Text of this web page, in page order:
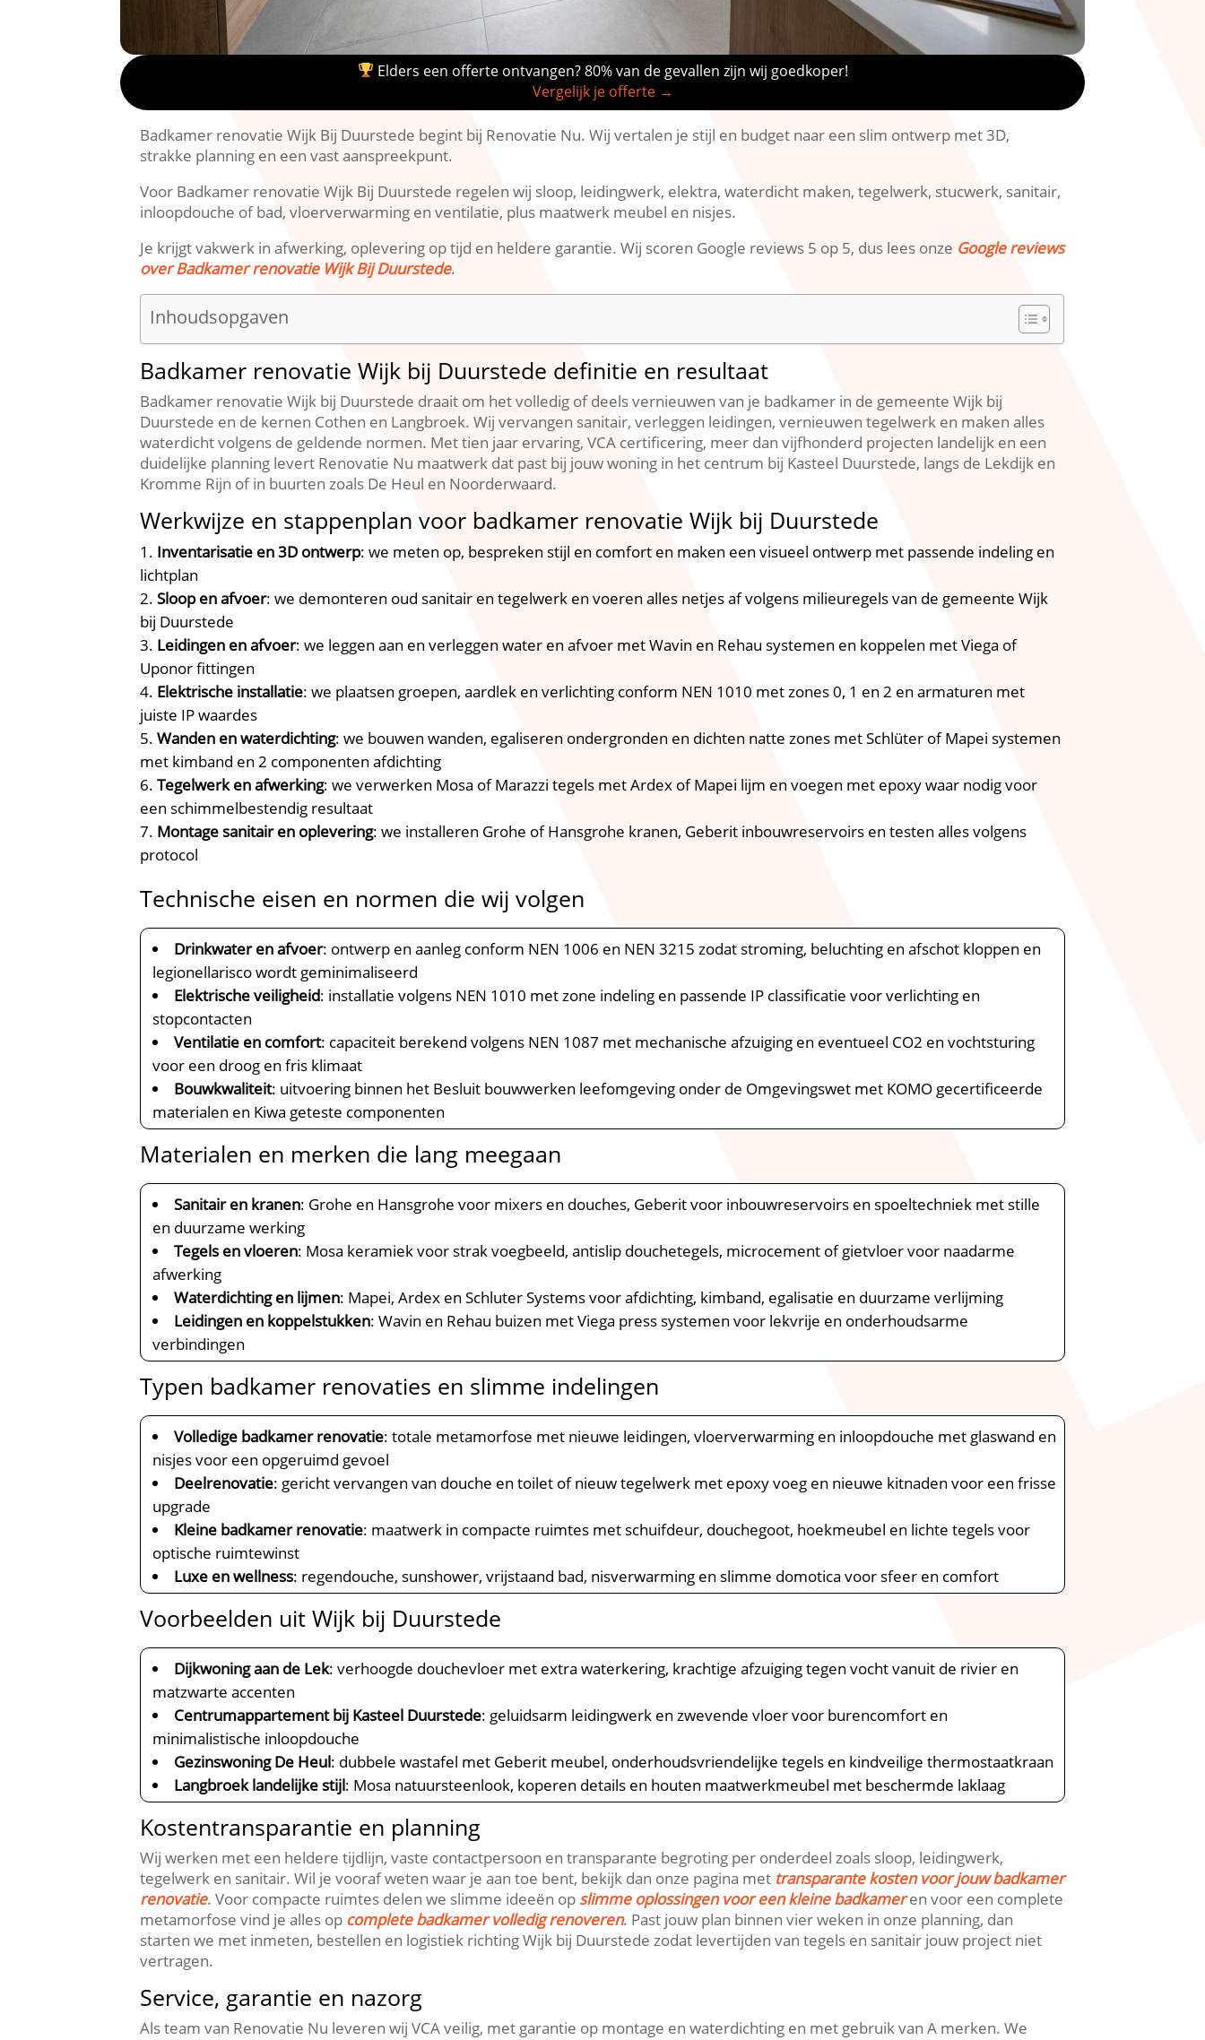
Elders een offerte ontvangen? 80% van de gevallen zijn wij goedkoper!
Vergelijk je offerte →
Badkamer renovatie Wijk Bij Duurstede begint bij Renovatie Nu.​ Wij vertalen je stijl en budget naar een slim ontwerp met 3D,
strakke planning en een vast aanspreekpunt.​
Voor Badkamer renovatie Wijk Bij Duurstede regelen wij sloop, leidingwerk, elektra, waterdicht maken, tegelwerk, stucwerk, sanitair,
inloopdouche of bad, vloerverwarming en ventilatie, plus maatwerk meubel en nisjes.​
Je krijgt vakwerk in afwerking, oplevering op tijd en heldere garantie.​ Wij scoren Google reviews 5 op 5, dus lees onze Google reviews
over Badkamer renovatie Wijk Bij Duurstede.​
Inhoudsopgaven
Badkamer renovatie Wijk bij Duurstede definitie en resultaat
Badkamer renovatie Wijk bij Duurstede draait om het volledig of deels vernieuwen van je badkamer in de gemeente Wijk bij
Duurstede en de kernen Cothen en Langbroek.​ Wij vervangen sanitair, verleggen leidingen, vernieuwen tegelwerk en maken alles
waterdicht volgens de geldende normen.​ Met tien jaar ervaring, VCA certificering, meer dan vijfhonderd projecten landelijk en een
duidelijke planning levert Renovatie Nu maatwerk dat past bij jouw woning in het centrum bij Kasteel Duurstede, langs de Lekdijk en
Kromme Rijn of in buurten zoals De Heul en Noorderwaard.​
Werkwijze en stappenplan voor badkamer renovatie Wijk bij Duurstede
Inventarisatie en 3D ontwerp: we meten op, bespreken stijl en comfort en maken een visueel ontwerp met passende indeling en
lichtplan
Sloop en afvoer: we demonteren oud sanitair en tegelwerk en voeren alles netjes af volgens milieuregels van de gemeente Wijk
bij Duurstede
Leidingen en afvoer: we leggen aan en verleggen water en afvoer met Wavin en Rehau systemen en koppelen met Viega of
Uponor fittingen
Elektrische installatie: we plaatsen groepen, aardlek en verlichting conform NEN 1010 met zones 0, 1 en 2 en armaturen met
juiste IP waardes
Wanden en waterdichting: we bouwen wanden, egaliseren ondergronden en dichten natte zones met Schlüter of Mapei systemen
met kimband en 2 componenten afdichting
Tegelwerk en afwerking: we verwerken Mosa of Marazzi tegels met Ardex of Mapei lijm en voegen met epoxy waar nodig voor
een schimmelbestendig resultaat
Montage sanitair en oplevering: we installeren Grohe of Hansgrohe kranen, Geberit inbouwreservoirs en testen alles volgens
protocol
Technische eisen en normen die wij volgen
Drinkwater en afvoer: ontwerp en aanleg conform NEN 1006 en NEN 3215 zodat stroming, beluchting en afschot kloppen en
legionellarisco wordt geminimaliseerd
Elektrische veiligheid: installatie volgens NEN 1010 met zone indeling en passende IP classificatie voor verlichting en
stopcontacten
Ventilatie en comfort: capaciteit berekend volgens NEN 1087 met mechanische afzuiging en eventueel CO2 en vochtsturing
voor een droog en fris klimaat
Bouwkwaliteit: uitvoering binnen het Besluit bouwwerken leefomgeving onder de Omgevingswet met KOMO gecertificeerde
materialen en Kiwa geteste componenten
Materialen en merken die lang meegaan
Sanitair en kranen: Grohe en Hansgrohe voor mixers en douches, Geberit voor inbouwreservoirs en spoeltechniek met stille
en duurzame werking
Tegels en vloeren: Mosa keramiek voor strak voegbeeld, antislip douchetegels, microcement of gietvloer voor naadarme
afwerking
Waterdichting en lijmen: Mapei, Ardex en Schluter Systems voor afdichting, kimband, egalisatie en duurzame verlijming
Leidingen en koppelstukken: Wavin en Rehau buizen met Viega press systemen voor lekvrije en onderhoudsarme
verbindingen
Typen badkamer renovaties en slimme indelingen
Volledige badkamer renovatie: totale metamorfose met nieuwe leidingen, vloerverwarming en inloopdouche met glaswand en
nisjes voor een opgeruimd gevoel
Deelrenovatie: gericht vervangen van douche en toilet of nieuw tegelwerk met epoxy voeg en nieuwe kitnaden voor een frisse
upgrade
Kleine badkamer renovatie: maatwerk in compacte ruimtes met schuifdeur, douchegoot, hoekmeubel en lichte tegels voor
optische ruimtewinst
Luxe en wellness: regendouche, sunshower, vrijstaand bad, nisverwarming en slimme domotica voor sfeer en comfort
Voorbeelden uit Wijk bij Duurstede
Dijkwoning aan de Lek: verhoogde douchevloer met extra waterkering, krachtige afzuiging tegen vocht vanuit de rivier en
matzwarte accenten
Centrumappartement bij Kasteel Duurstede: geluidsarm leidingwerk en zwevende vloer voor burencomfort en
minimalistische inloopdouche
Gezinswoning De Heul: dubbele wastafel met Geberit meubel, onderhoudsvriendelijke tegels en kindveilige thermostaatkraan
Langbroek landelijke stijl: Mosa natuursteenlook, koperen details en houten maatwerkmeubel met beschermde laklaag
Kostentransparantie en planning
Wij werken met een heldere tijdlijn, vaste contactpersoon en transparante begroting per onderdeel zoals sloop, leidingwerk,
tegelwerk en sanitair.​ Wil je vooraf weten waar je aan toe bent, bekijk dan onze pagina met transparante kosten voor jouw badkamer
renovatie.​ Voor compacte ruimtes delen we slimme ideeën op slimme oplossingen voor een kleine badkameren voor een complete
metamorfose vind je alles op complete badkamer volledig renoveren.​ Past jouw plan binnen vier weken in onze planning, dan
starten we met inmeten, bestellen en logistiek richting Wijk bij Duurstede zodat levertijden van tegels en sanitair jouw project niet
vertragen.​
Service, garantie en nazorg
Als team van Renovatie Nu leveren wij VCA veilig, met garantie op montage en waterdichting en met gebruik van A merken.​ We